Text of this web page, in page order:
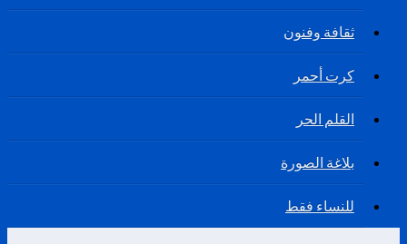
ثقافة وفنون
كرت أحمر
القلم الحر
بلاغة الصورة
للنساء فقط